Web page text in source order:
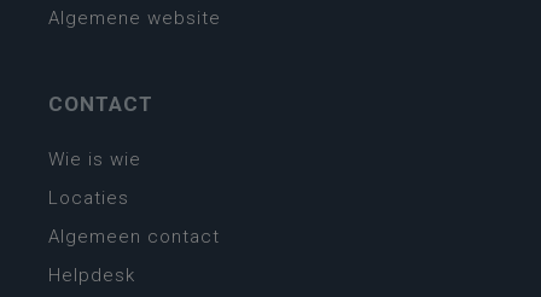
Algemene website
CONTACT
Wie is wie
Locaties
Algemeen contact
Helpdesk